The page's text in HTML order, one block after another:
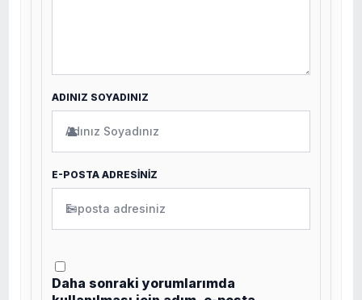
ADINIZ SOYADINIZ
👤
E-POSTA ADRESİNİZ
✉
Daha sonraki yorumlarımda